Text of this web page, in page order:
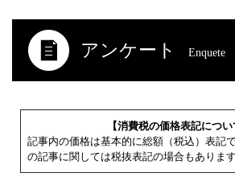
アンケート Enquete
【消費税の価格表記につい
記事内の価格は基本的に総額（税込）表記
の記事に関しては税抜表記の場合もあります